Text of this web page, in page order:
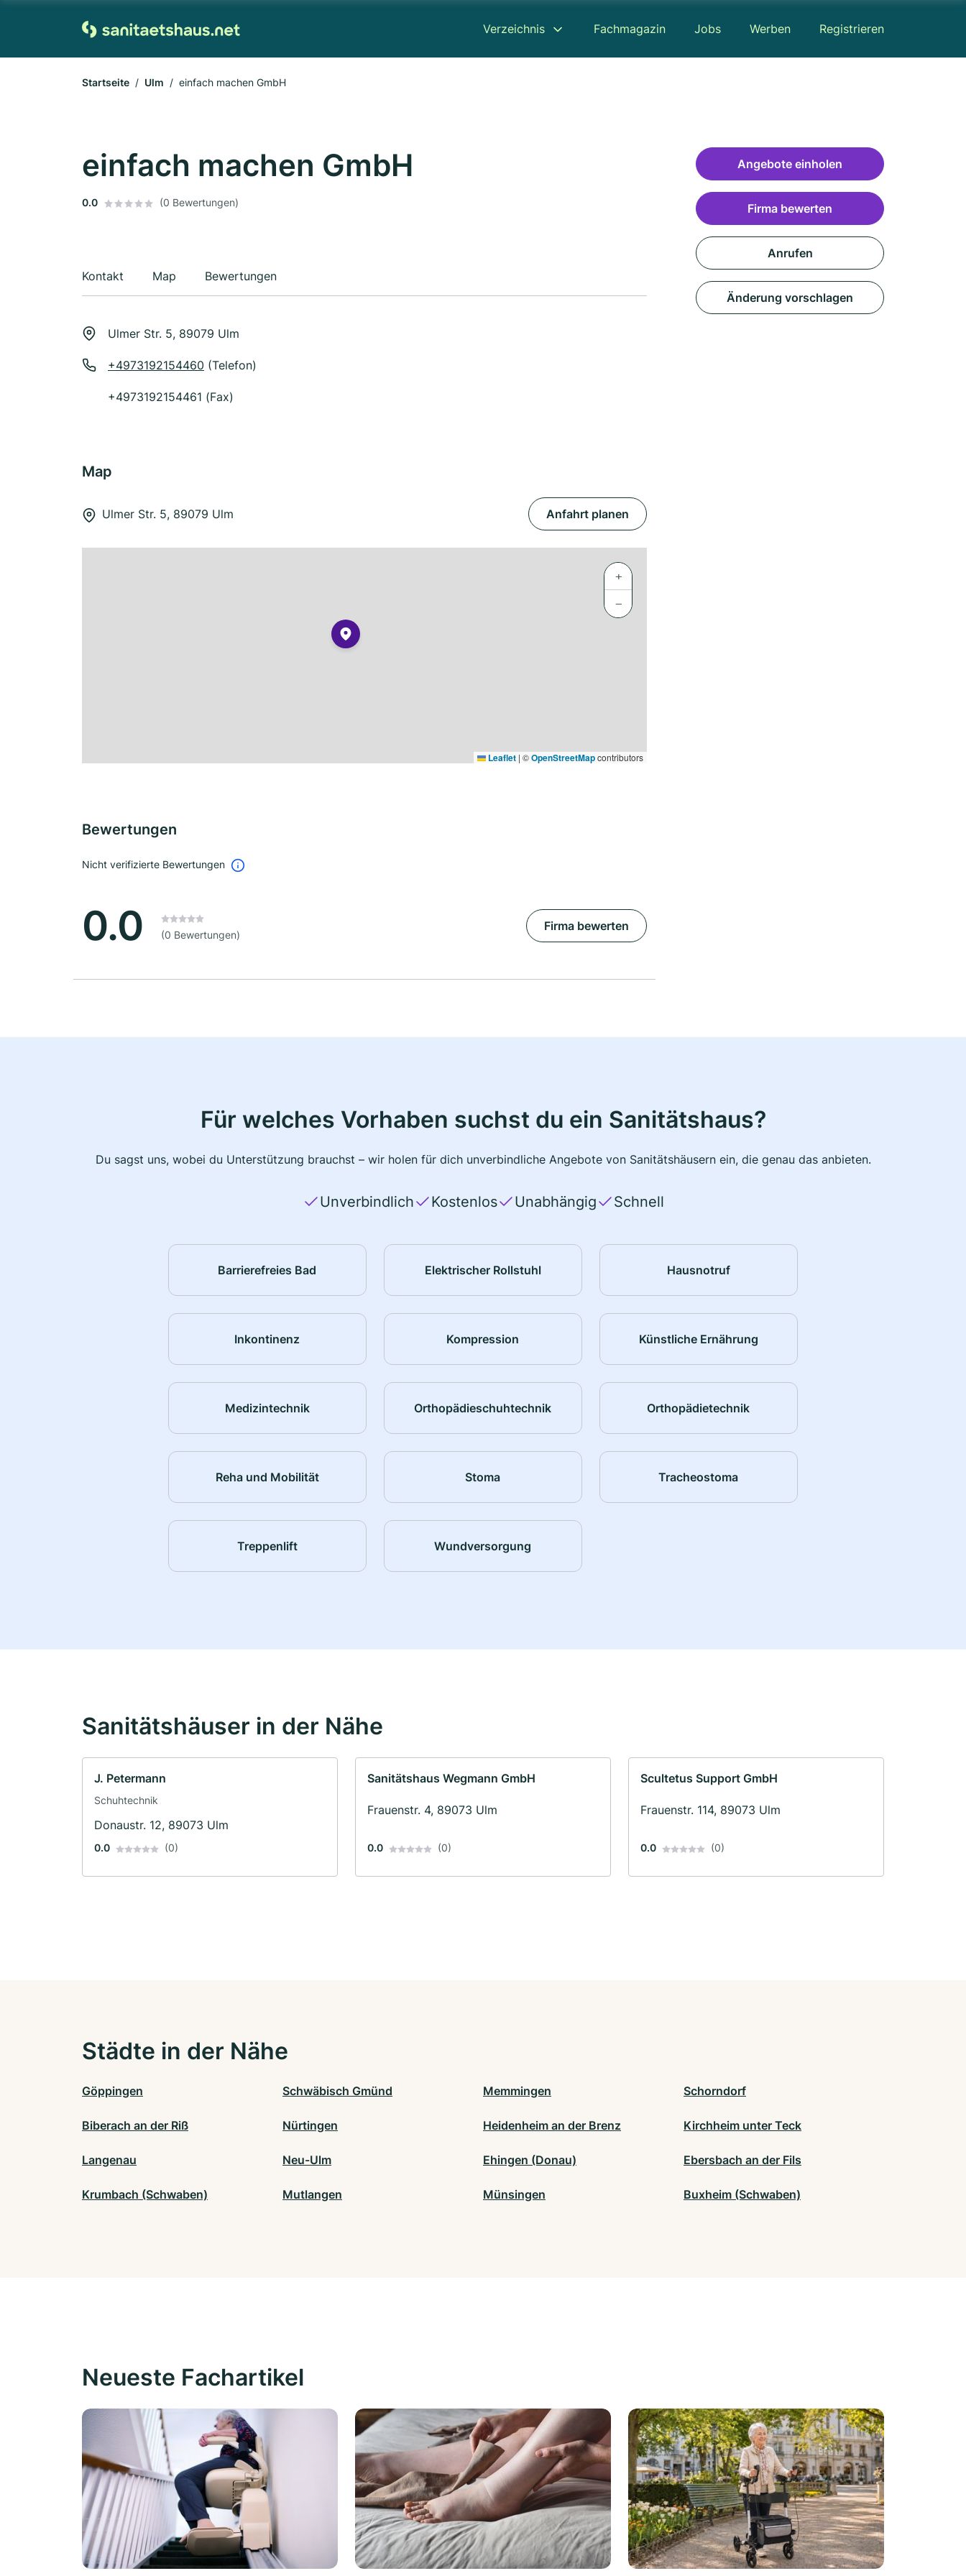
Verzeichnis Fachmagazin Jobs Werben Registrieren
Startseite Ulm einfach machen GmbH
einfach machen GmbH
0.0 (0 Bewertungen)
Kontakt Map Bewertungen
Ulmer Str. 5, 89079 Ulm
+4973192154460 (Telefon)
+4973192154461 (Fax)
Map
Ulmer Str. 5, 89079 Ulm Anfahrt planen
+
−
Leaflet | ©OpenStreetMapcontributors
Bewertungen
Nicht verifizierte Bewertungen
0.0 (0 Bewertungen)
Firma bewerten
Angebote einholen
Firma bewerten
Anrufen
Änderung vorschlagen
Für welches Vorhaben suchst du ein Sanitätshaus?
Du sagst uns, wobei du Unterstützung brauchst – wir holen für dich unverbindliche Angebote von Sanitätshäusern ein, die genau das anbieten.
Unverbindlich Kostenlos Unabhängig Schnell
Barrierefreies Bad Elektrischer Rollstuhl Hausnotruf
Inkontinenz Kompression Künstliche Ernährung
Medizintechnik Orthopädieschuhtechnik Orthopädietechnik
Reha und Mobilität Stoma Tracheostoma
Treppenlift Wundversorgung
Sanitätshäuser in der Nähe
J. Petermann
Schuhtechnik
Donaustr. 12, 89073 Ulm
0.0 (0)
Sanitätshaus Wegmann GmbH
Frauenstr. 4, 89073 Ulm
0.0 (0)
Scultetus Support GmbH
Frauenstr. 114, 89073 Ulm
0.0 (0)
Städte in der Nähe
Göppingen Schwäbisch Gmünd Memmingen Schorndorf
Biberach an der Riß Nürtingen Heidenheim an der Brenz Kirchheim unter Teck
Langenau Neu-Ulm Ehingen (Donau) Ebersbach an der Fils
Krumbach (Schwaben) Mutlangen Münsingen Buxheim (Schwaben)
Neueste Fachartikel